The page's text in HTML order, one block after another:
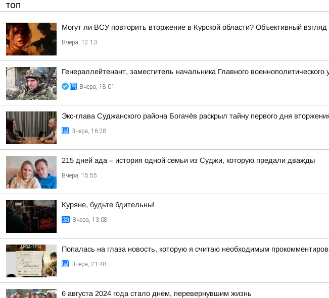
ТОП
Могут ли ВСУ повторить вторжение в Курской области? Объективный взгляд
Вчера, 12:13
Генераллейтенант, заместитель начальника Главного
Вчера, 18:01
Экс-глава Суджанского района Богачёв раскрыл тайну первого дня
Вчера, 16:28
215 дней ада – история одной семьи из Суджи, которую предали дважды
Вчера, 15:55
Куряне, будьте бдительны!
Вчера, 13:08
Попалась на глаза новость, которую я считаю необходимым
Вчера, 21:48
6 августа 2024 года стало днем, перевернувшим жизнь